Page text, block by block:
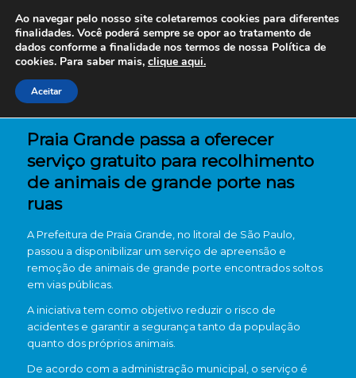
Praia Grande passa a oferecer
serviço gratuito para recolhimento
de animais de grande porte nas
ruas
A Prefeitura de Praia Grande , no litoral de São Paulo,
passou a disponibilizar um serviço de apreensão e
remoção de animais de grande porte encontrados soltos
em vias públicas.
A iniciativa tem como objetivo reduzir o risco de
acidentes e garantir a segurança tanto da população
quanto dos próprios animais.
De acordo com a administração municipal, o serviço é
Ao navegar pelo nosso site coletaremos cookies para diferentes
finalidades. Você poderá sempre se opor ao tratamento de
dados conforme a finalidade nos termos de nossa Política de
cookies. Para saber mais, clique aqui.
Aceitar